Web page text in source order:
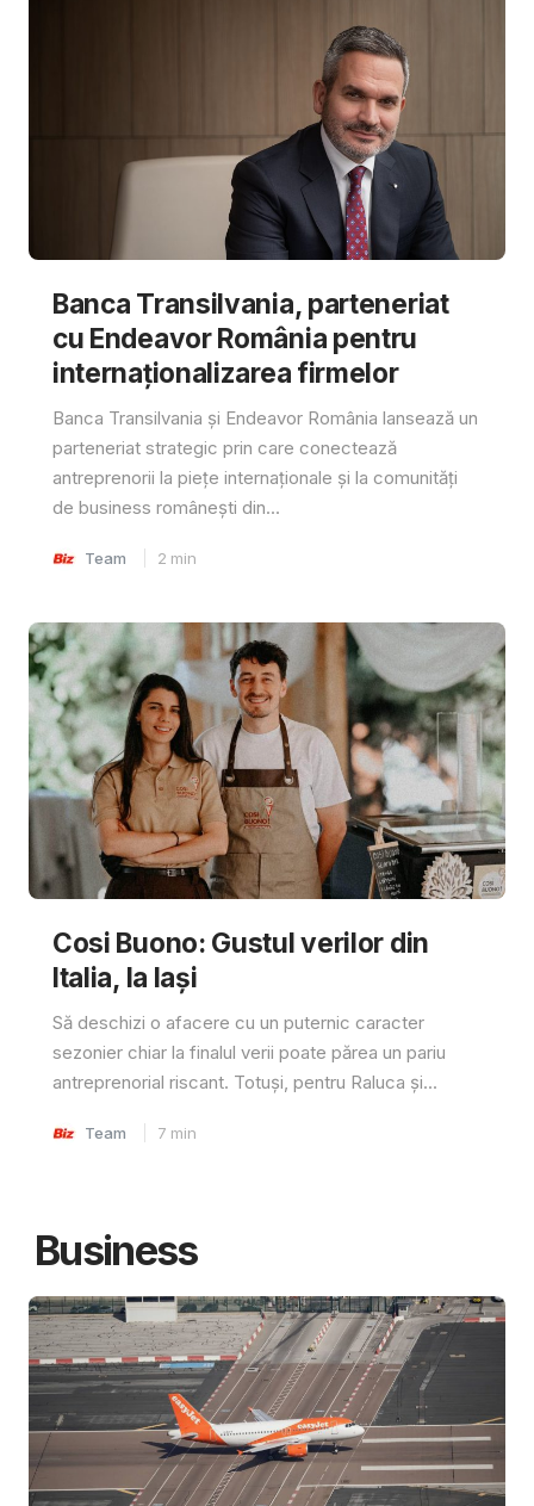
Banca Transilvania, parteneriat
cu Endeavor România pentru
internaționalizarea firmelor
Banca Transilvania și Endeavor România lansează un
parteneriat strategic prin care conectează
antreprenorii la piețe internaționale și la comunități
de business românești din...
Team 2 min
Cosi Buono: Gustul verilor din
Italia, la Iași
Să deschizi o afacere cu un puternic caracter
sezonier chiar la finalul verii poate părea un pariu
antreprenorial riscant. Totuși, pentru Raluca și...
Team 7 min
Business